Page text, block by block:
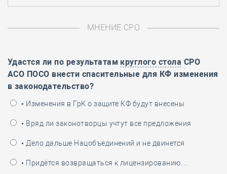
МНЕНИЕ СРО
Удастся ли по результатам круглого стола СРО
АСО ПОСО внести спасительные для КФ изменения
в законодательство?
• Изменения в ГрК о защите КФ будут внесены
• Вряд ли законотворцы учтут все предложения
• Дело дальше Нацобъединений и не двинется
• Придётся возвращаться к лицензированию…